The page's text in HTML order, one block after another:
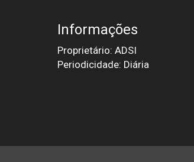
Informações
Proprietário: ADSI
Periodicidade: Diária